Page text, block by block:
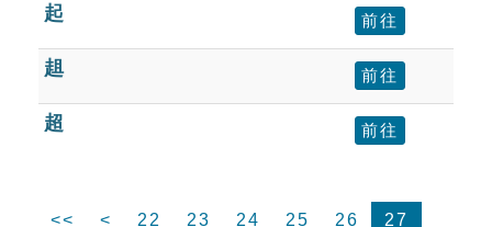
起 前往
趄 前往
超 前往
<< < 22 23 24 25 26
27